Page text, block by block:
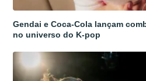
Gendai e Coca-Cola lançam
no universo do K-pop